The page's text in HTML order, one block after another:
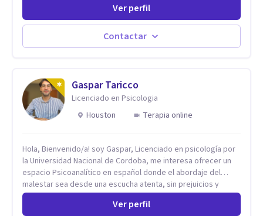
sueños, deseos. Si pensás que lo que te pasa no es tan
grave, pero podría ayudar. Si estás en adicciones y tu
intención es hacer algo con lo que te está pasando. No dudes
en comunicarte a fin de comenzar a resolver la situación que
Ver perfil
Contactar
Gaspar Taricco
Licenciado en Psicologia
Houston
Terapia online
Hola, Bienvenido/a! soy Gaspar, Licenciado en psicología por
la Universidad Nacional de Cordoba, me interesa ofrecer un
espacio Psicoanalítico en español donde el abordaje del
malestar sea desde una escucha atenta, sin prejuicios y
rescatando lo singular de cada caso, sin caer en etiquetas.
Considero que todas las personas en algún momento pueden
Ver perfil